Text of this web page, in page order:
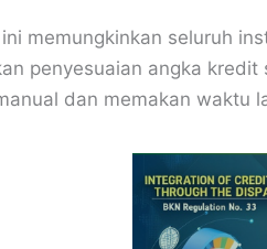
memungkinkan seluruh
penyesuaian angka
dan memakan waktu